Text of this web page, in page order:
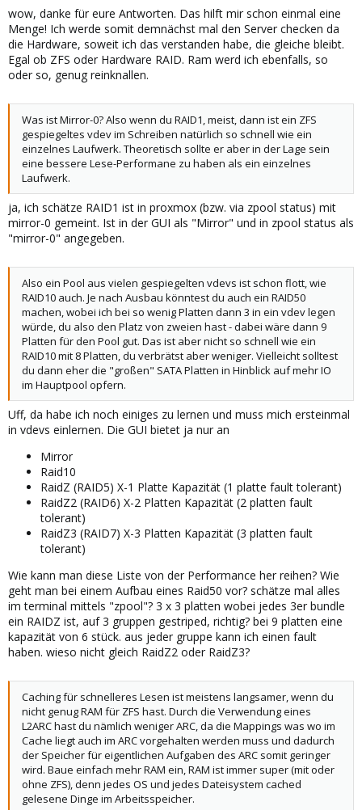
wow, danke für eure Antworten. Das hilft mir schon einmal eine
Menge! Ich werde somit demnächst mal den Server checken da
die Hardware, soweit ich das verstanden habe, die gleiche bleibt.
Egal ob ZFS oder Hardware RAID. Ram werd ich ebenfalls, so
oder so, genug reinknallen.
Was ist Mirror-0? Also wenn du RAID1, meist, dann ist ein ZFS
gespiegeltes vdev im Schreiben natürlich so schnell wie ein
einzelnes Laufwerk. Theoretisch sollte er aber in der Lage sein
eine bessere Lese-Performane zu haben als ein einzelnes
Laufwerk.
ja, ich schätze RAID1 ist in proxmox (bzw. via zpool status) mit
mirror-0 gemeint. Ist in der GUI als "Mirror" und in zpool status als
"mirror-0" angegeben.
Also ein Pool aus vielen gespiegelten vdevs ist schon flott, wie
RAID10 auch. Je nach Ausbau könntest du auch ein RAID50
machen, wobei ich bei so wenig Platten dann 3 in ein vdev legen
würde, du also den Platz von zweien hast - dabei wäre dann 9
Platten für den Pool gut. Das ist aber nicht so schnell wie ein
RAID10 mit 8 Platten, du verbrätst aber weniger. Vielleicht solltest
du dann eher die "großen" SATA Platten in Hinblick auf mehr IO
im Hauptpool opfern.
Uff, da habe ich noch einiges zu lernen und muss mich ersteinmal
in vdevs einlernen. Die GUI bietet ja nur an
Mirror
Raid10
RaidZ (RAID5) X-1 Platte Kapazität (1 platte fault tolerant)
RaidZ2 (RAID6) X-2 Platten Kapazität (2 platten fault
tolerant)
RaidZ3 (RAID7) X-3 Platten Kapazität (3 platten fault
tolerant)
Wie kann man diese Liste von der Performance her reihen? Wie
geht man bei einem Aufbau eines Raid50 vor? schätze mal alles
im terminal mittels "zpool"? 3 x 3 platten wobei jedes 3er bundle
ein RAIDZ ist, auf 3 gruppen gestriped, richtig? bei 9 platten eine
kapazität von 6 stück. aus jeder gruppe kann ich einen fault
haben. wieso nicht gleich RaidZ2 oder RaidZ3?
Caching für schnelleres Lesen ist meistens langsamer, wenn du
nicht genug RAM für ZFS hast. Durch die Verwendung eines
L2ARC hast du nämlich weniger ARC, da die Mappings was wo im
Cache liegt auch im ARC vorgehalten werden muss und dadurch
der Speicher für eigentlichen Aufgaben des ARC somit geringer
wird. Baue einfach mehr RAM ein, RAM ist immer super (mit oder
ohne ZFS), denn jedes OS und jedes Dateisystem cached
gelesene Dinge im Arbeitsspeicher.